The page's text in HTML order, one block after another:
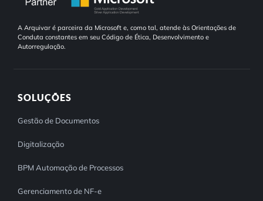
A Arquivar é parceira da Microsoft e, como tal, atende às Orientações de
Conduta constantes em seu Código de Ética, Desenvolvimento e
Autorregulação.
SOLUÇÕES
Gestão de Documentos
Digitalização
BPM Automação de Processos
Gerenciamento de NF-e